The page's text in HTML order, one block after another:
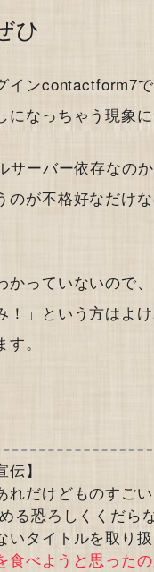
ひ
インcontactform7
なっちゃう現象に
サーバー依存なの
のが不格好なだけ
っていないので
！」という方はよ
。
】
れだけどものすご
る恐ろしくくだら
タイトルを取り扱
食べようと思った